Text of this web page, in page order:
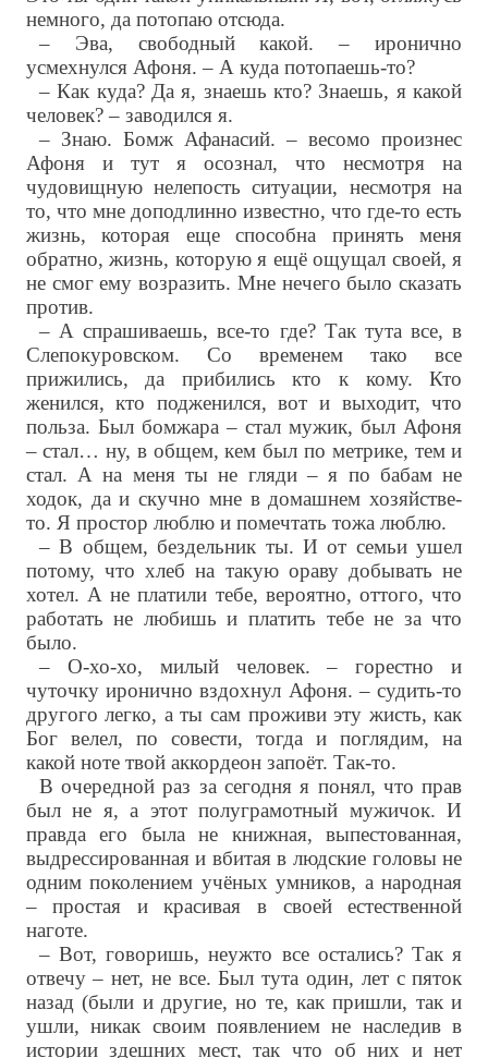
немного, да потопаю отсюда.
– Эва, свободный какой. – иронично
усмехнулся Афоня. – А куда потопаешь-то?
– Как куда? Да я, знаешь кто? Знаешь, я какой
человек? – заводился я.
– Знаю. Бомж Афанасий. – весомо произнес
Афоня и тут я осознал, что несмотря на
чудовищную нелепость ситуации, несмотря на
то, что мне доподлинно известно, что где-то есть
жизнь, которая еще способна принять меня
обратно, жизнь, которую я ещё ощущал своей, я
не смог ему возразить. Мне нечего было сказать
против.
– А спрашиваешь, все-то где? Так тута все, в
Слепокуровском. Со временем тако все
прижились, да прибились кто к кому. Кто
женился, кто подженился, вот и выходит, что
польза. Был бомжара – стал мужик, был Афоня
– стал… ну, в общем, кем был по метрике, тем и
стал. А на меня ты не гляди – я по бабам не
ходок, да и скучно мне в домашнем хозяйстве-
то. Я простор люблю и помечтать тожа люблю.
– В общем, бездельник ты. И от семьи ушел
потому, что хлеб на такую ораву добывать не
хотел. А не платили тебе, вероятно, оттого, что
работать не любишь и платить тебе не за что
было.
– О-хо-хо, милый человек. – горестно и
чуточку иронично вздохнул Афоня. – судить-то
другого легко, а ты сам проживи эту жисть, как
Бог велел, по совести, тогда и поглядим, на
какой ноте твой аккордеон запоёт. Так-то.
В очередной раз за сегодня я понял, что прав
был не я, а этот полуграмотный мужичок. И
правда его была не книжная, выпестованная,
выдрессированная и вбитая в людские головы не
одним поколением учёных умников, а народная
– простая и красивая в своей естественной
наготе.
– Вот, говоришь, неужто все остались? Так я
отвечу – нет, не все. Был тута один, лет с пяток
назад (были и другие, но те, как пришли, так и
ушли, никак своим появлением не наследив в
истории здешних мест, так что об них и нет